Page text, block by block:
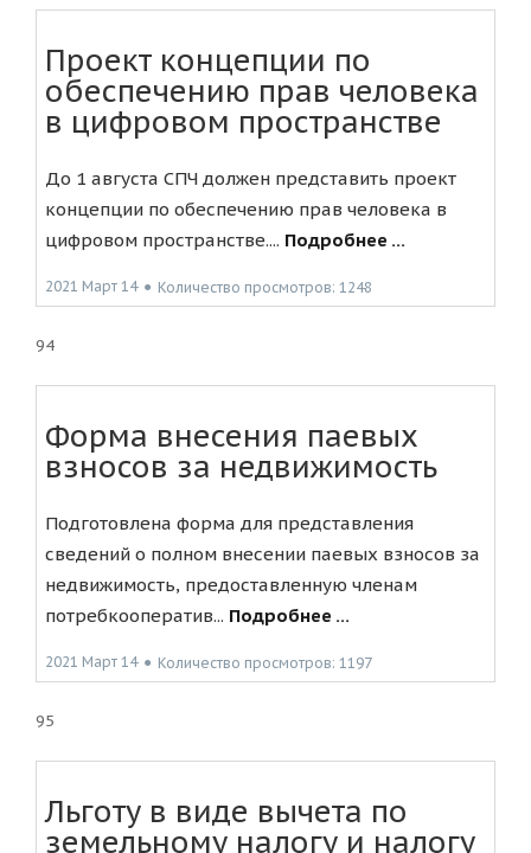
Проект концепции по
обеспечению прав человека
в цифровом пространстве
До 1 августа СПЧ должен представить проект
концепции по обеспечению прав человека в
цифровом пространстве.... Подробнее ...
2021 Март 14 ● Количество просмотров: 1248
94
Форма внесения паевых
взносов за недвижимость
Подготовлена форма для представления
сведений о полном внесении паевых взносов за
недвижимость, предоставленную членам
потребкооператив... Подробнее ...
2021 Март 14 ● Количество просмотров: 1197
95
Льготу в виде вычета по
земельному налогу и налогу